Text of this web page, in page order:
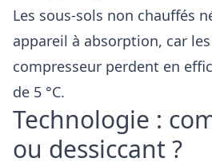
Les sous-sols non chauffés
appareil à absorption, car
compresseur perdent en
de 5 °C.
Technologie :
ou dessiccant ?